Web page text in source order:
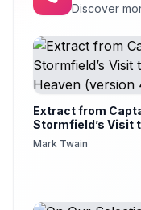
III : 04 - La
31
III : 05 - L'affût
32
III : 06 - Enfin!
Ezwa
III : 07 -
III : 08 -
Ezwa
Discover
Extract from
Stormfield’s Visit
Heaven (version 4)
Mark Twain